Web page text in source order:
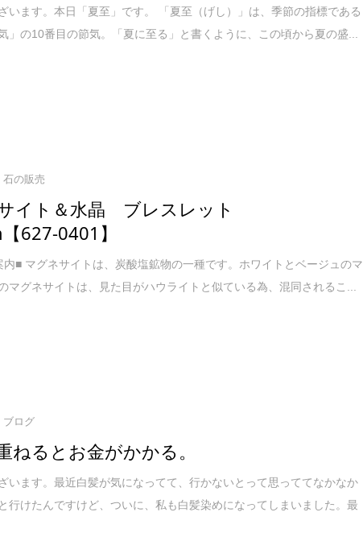
います。本日「夏至」です。 「夏至（げし）」は、季節の指標である
」の10番目の節気。「夏に至る」と書くように、この頃から夏の盛...
石の販売
イト＆水晶 ブレスレット
627-0401】
内■ マグネサイトは、炭酸塩鉱物の一種です。ホワイトとベージュのマ
マグネサイトは、見た目がハウライトと似ている為、混同されるこ...
ブログ
ねるとお金がかかる。
います。最近白髪が気になってて、行かないとって思っててなかなか
行けたんですけど、ついに、私も白髪染めになってしまいました。最